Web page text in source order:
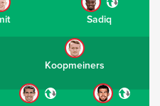
Koopmeiners
Sadiq